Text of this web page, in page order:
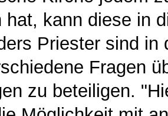
hat, kann diese in
Priester sind in
Fragen
zu beteiligen.